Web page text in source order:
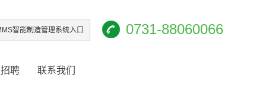
0731-88060066
智能制造管理系统入口
聘 联系我们